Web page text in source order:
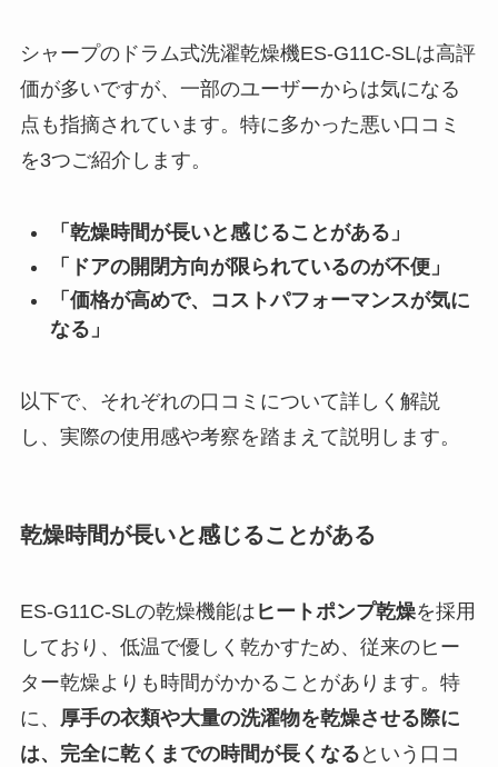
シャープのドラム式洗濯乾燥機ES-G11C-SLは高評
価が多いですが、一部のユーザーからは気になる
点も指摘されています。特に多かった悪い口コミ
を3つご紹介します。
「乾燥時間が長いと感じることがある」
「ドアの開閉方向が限られているのが不便」
「価格が高めで、コストパフォーマンスが気に
なる」
以下で、それぞれの口コミについて詳しく解説
し、実際の使用感や考察を踏まえて説明します。
乾燥時間が長いと感じることがある
ES-G11C-SLの乾燥機能は ヒートポンプ乾燥を採用
しており、低温で優しく乾かすため、従来のヒー
ター乾燥よりも時間がかかることがあります。特
に、 厚手の衣類や大量の洗濯物を乾燥させる際に
は、完全に乾くまでの時間が長くなる という口コ